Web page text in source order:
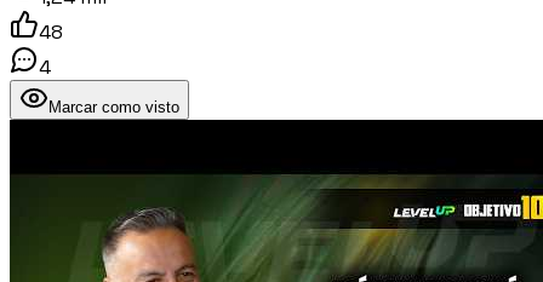
48
4
Marcar como visto